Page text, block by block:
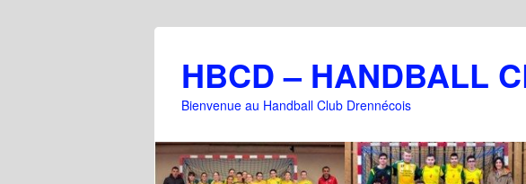
HBCD – HANDBALL
Bienvenue au Handball Club Drennécois